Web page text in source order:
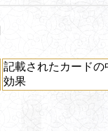
記載されたカードの
効果